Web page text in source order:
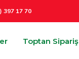
397 17 70
Toptan Sipariş